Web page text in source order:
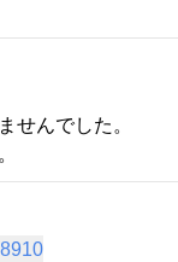
せんでした。
8910